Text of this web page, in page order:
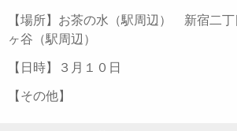
【場所】お茶の水（駅周辺） 新宿二
ヶ谷（駅周辺）
【日時】３月１０日
【その他】